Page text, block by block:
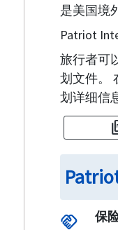
是美国境
Patriot
旅行者可
划文件。
划详细信
handshake
保